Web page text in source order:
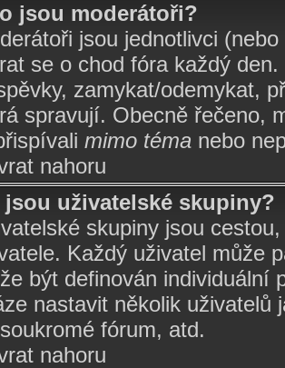
jsou moderátoři?
jsou jednotlivci
se o chod fóra každý
zamykat/odemykat,
spravují. Obecně řečeno,
mimo téma nebo
nahoru
jsou uživatelské skupiny?
skupiny jsou
Každý uživatel může
být definován individuální
nastavit několik uživatelů
fórum, atd.
nahoru